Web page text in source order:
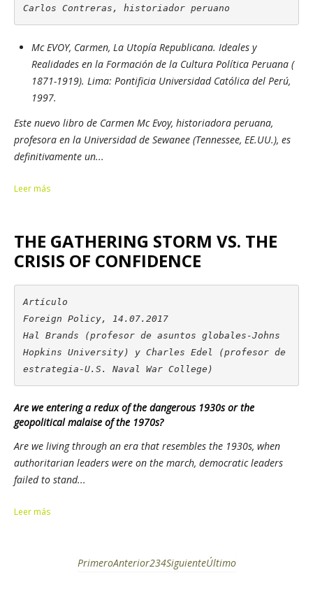
Carlos Contreras, historiador peruano
Mc EVOY, Carmen, La Utopía Republicana. Ideales y
Realidades en la Formación de la Cultura Política Peruana (
1871-1919). Lima: Pontificia Universidad Católica del Perú,
1997.
Este nuevo libro de Carmen Mc Evoy, historiadora peruana,
profesora en la Universidad de Sewanee (Tennessee, EE.UU.), es
definitivamente un...
Leer más
THE GATHERING STORM VS. THE
CRISIS OF CONFIDENCE
Artículo
Foreign Policy, 14.07.2017
Hal Brands (profesor de asuntos globales-Johns
Hopkins University) y Charles Edel (profesor de
estrategia-U.S. Naval War College )
Are we entering a redux of the dangerous 1930s or the
geopolitical malaise of the 1970s?
Are we living through an era that resembles the 1930s, when
authoritarian leaders were on the march, democratic leaders
failed to stand...
Leer más
PrimeroAnterior234SiguienteÚltimo